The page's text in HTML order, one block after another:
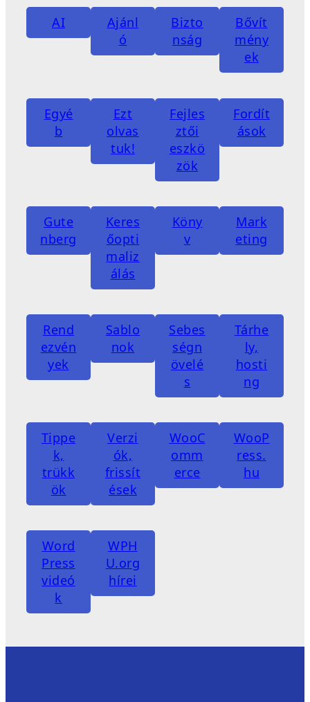
AI
Ajánl
ó
Bizto
nság
Bővít
mény
ek
Egyé
b
Ezt
olvas
tuk!
Fejles
ztői
eszkö
zök
Fordít
ások
Gute
nberg
Keres
őopti
maliz
álás
Köny
v
Mark
eting
Rend
ezvén
yek
Sablo
nok
Sebes
ségn
övelé
s
Tárhe
ly,
hosti
ng
Tippe
k,
trükk
ök
Verzi
ók,
frissít
ések
WooC
omm
erce
WooP
ress.
hu
Word
Press
videó
k
WPH
U.org
hírei